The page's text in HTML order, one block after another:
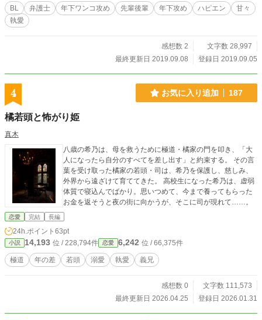
BL 弁護士 年下ワンコ攻め 先輩後輩 年下攻め ハピエン
甘々
執愛
感想数 2
文字数 28,997
最終更新日 2019.09.08
登録日 2019.09.05
4 お気に入り追加 187
橘若頭と怖がり姫
真木
八歳の希乃は、母を救うために極道・橘家の門を叩き、「大
人になったら自分のすべてを差し出す」と約束する。 その言
葉を受け取った橘家の若頭・司は、希乃を保護し、慈しみ、
外界から遠ざけて育ててきた。 高校生になった希乃は、虚弱
体質で寝込んでばかり。思いつめて、今まで養ってもらった
お金を返そうと夜の街に向かうが、そこに司が現れて……。
恋愛 完結 長編
24h.ポイント 63pt
小説 14,193 位 / 228,794件 恋愛 6,242 位 / 66,375件
極道 年の差 若頭 溺愛 執愛 義兄
感想数 0
文字数 111,573
最終更新日 2026.04.25
登録日 2026.01.31